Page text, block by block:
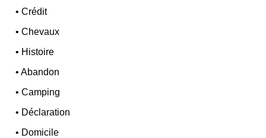
•Crédit
•Chevaux
• Histoire
•Abandon
•Camping
• Déclaration
• Domicile